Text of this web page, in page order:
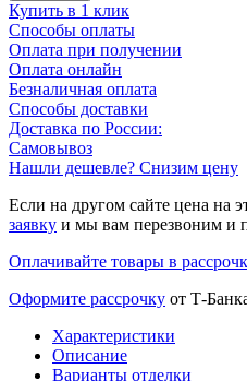
Купить в 1 клик
Способы оплаты
Оплата при получении
Оплата онлайн
Безналичная оплата
Способы доставки
Доставка по России:
Самовывоз
Нашли дешевле? Снизим цену
Если на другом сайте цена на
заявку и мы вам перезвоним и
Оплачивайте товары в
Оформите рассрочку от Т-
Характеристики
Описание
Варианты отделки